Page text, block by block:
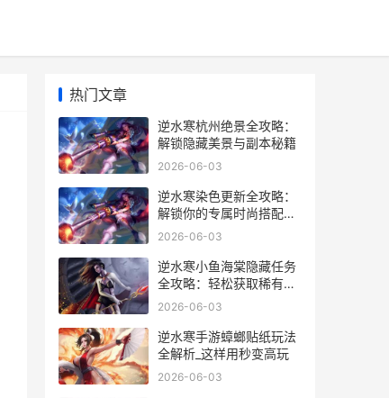
热门文章
逆水寒杭州绝景全攻略：
解锁隐藏美景与副本秘籍
2026-06-03
逆水寒染色更新全攻略：
解锁你的专属时尚搭配秘
籍
2026-06-03
逆水寒小鱼海棠隐藏任务
全攻略：轻松获取稀有道
具的秘诀
2026-06-03
逆水寒手游蟑螂贴纸玩法
全解析_这样用秒变高玩
2026-06-03